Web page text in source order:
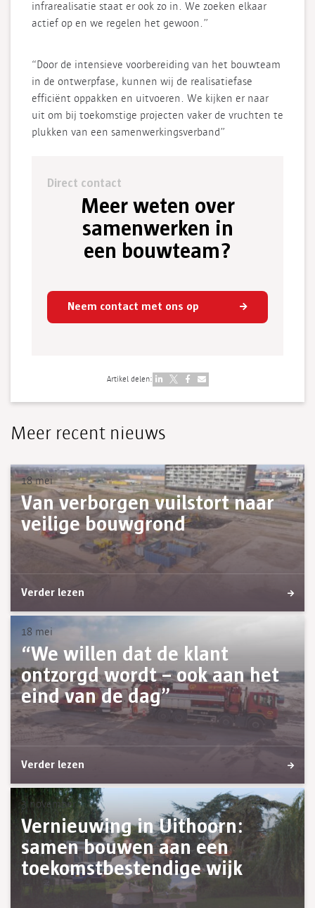
infrarealisatie staat er ook zo in. We zoeken elkaar
actief op en we regelen het gewoon.”
“Door de intensieve voorbereiding van het bouwteam
in de ontwerpfase, kunnen wij de realisatiefase
efficiënt oppakken en uitvoeren. We kijken er naar
uit om bij toekomstige projecten vaker de vruchten te
plukken van een samenwerkingsverband”
Direct contact
Meer weten over
samenwerken in
een bouwteam?
Neem contact met ons op
Artikel delen:
Meer recent nieuws
18 mei
Van verborgen vuilstort naar
veilige bouwgrond
Verder lezen
18 mei
“We willen dat de klant
ontzorgd wordt – ook aan het
eind van de dag”
Verder lezen
3 november
Vernieuwing in Uithoorn:
samen bouwen aan een
toekomstbestendige wijk